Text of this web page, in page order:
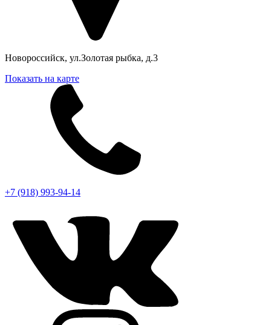
Новороссийск, ул.Золотая рыбка, д.3
Показать на карте
+7 (918) 993-94-14